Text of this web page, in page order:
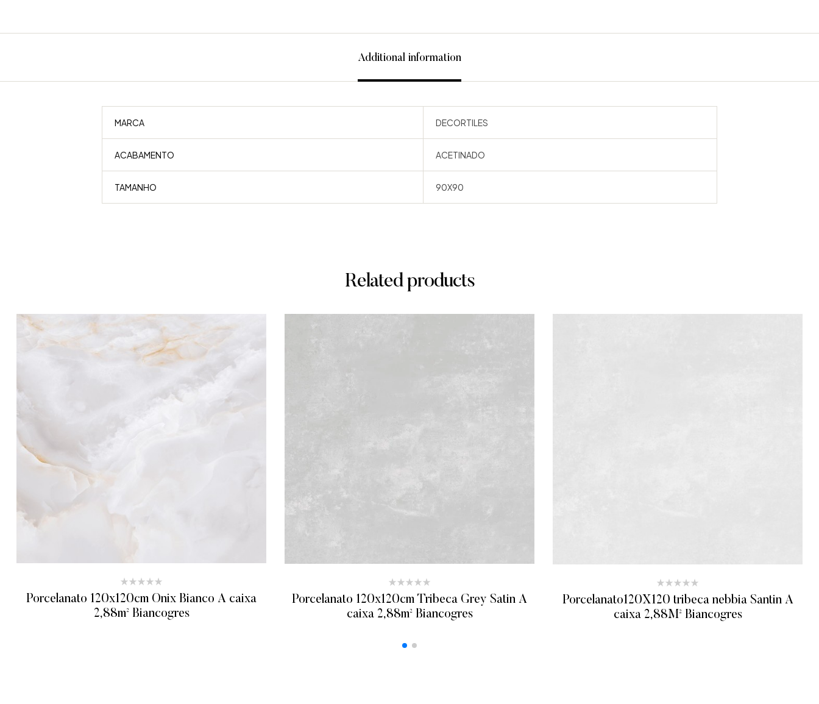
Additional information
MARCA DECORTILES
ACABAMENTO ACETINADO
TAMANHO 90X90
Related products
Porcelanato 120x120cm Onix Bianco A caixa
2,88m² Biancogres
Porcelanato 120x120cm Tribeca Grey Satin A
caixa 2,88m² Biancogres
Porcelanato120X120 tribeca nebbia Santin A
caixa 2,88M² Biancogres